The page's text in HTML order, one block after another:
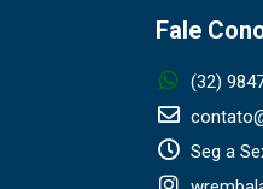
Fale
(32)
Seg a